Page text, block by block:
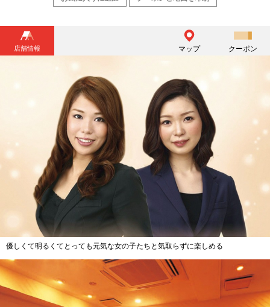
店舗情報 マップ クーポン
優しくて明るくてとっても元気な女の子たちと気取らずに楽しめる